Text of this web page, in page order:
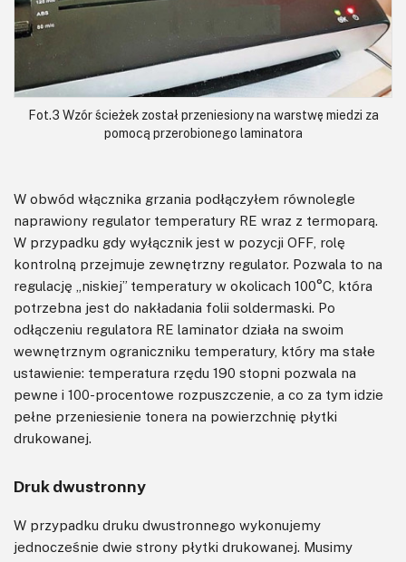
Fot.3 Wzór ścieżek został przeniesiony na warstwę miedzi za
pomocą przerobionego laminatora
W obwód włącznika grzania podłączyłem równolegle
naprawiony regulator temperatury RE wraz z termoparą.
W przypadku gdy wyłącznik jest w pozycji OFF, rolę
kontrolną przejmuje zewnętrzny regulator. Pozwala to na
regulację „niskiej” temperatury w okolicach 100°C, która
potrzebna jest do nakładania folii soldermaski. Po
odłączeniu regulatora RE laminator działa na swoim
wewnętrznym ograniczniku temperatury, który ma stałe
ustawienie: temperatura rzędu 190 stopni pozwala na
pewne i 100-procentowe rozpuszczenie, a co za tym idzie
pełne przeniesienie tonera na powierzchnię płytki
drukowanej.
Druk dwustronny
W przypadku druku dwustronnego wykonujemy
jednocześnie dwie strony płytki drukowanej. Musimy